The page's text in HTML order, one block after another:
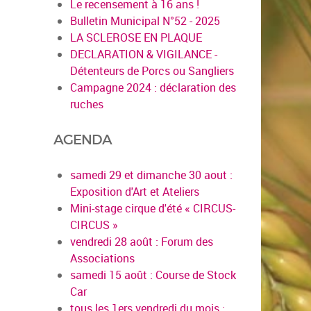
Le recensement à 16 ans !
Bulletin Municipal N°52 - 2025
LA SCLEROSE EN PLAQUE
DECLARATION & VIGILANCE -
Détenteurs de Porcs ou Sangliers
Campagne 2024 : déclaration des
ruches
AGENDA
samedi 29 et dimanche 30 aout :
Exposition d'Art et Ateliers
Mini-stage cirque d'été « CIRCUS-
CIRCUS »
vendredi 28 août : Forum des
Associations
samedi 15 août : Course de Stock
Car